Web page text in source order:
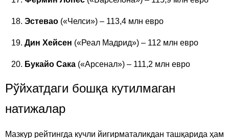
Эстевао («Челси») – 113,4 млн евро
Дин Хейсен («Реал Мадрид») – 112 млн евро
Букайо Сака («Арсенал») – 111,2 млн евро
Рўйхатдаги бошқа кутилмаган
натижалар
Мазкур рейтингда кучли йигирматаликдан ташқарида ҳам